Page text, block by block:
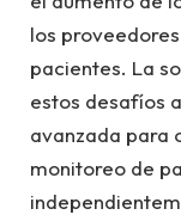
los
pacientes. La
estos desafíos
avanzada para
monitoreo de